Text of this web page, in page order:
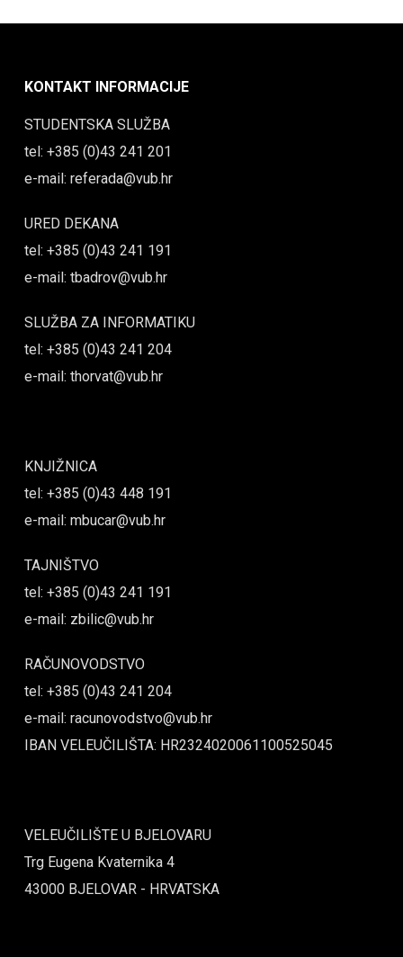
KONTAKT INFORMACIJE
STUDENTSKA SLUŽBA
tel: +385 (0)43 241 201
e-mail: referada@vub.hr
URED DEKANA
tel: +385 (0)43 241 191
e-mail: tbadrov@vub.hr
SLUŽBA ZA INFORMATIKU
tel: +385 (0)43 241 204
e-mail: thorvat@vub.hr
KNJIŽNICA
tel: +385 (0)43 448 191
e-mail: mbucar@vub.hr
TAJNIŠTVO
tel: +385 (0)43 241 191
e-mail: zbilic@vub.hr
RAČUNOVODSTVO
tel: +385 (0)43 241 204
e-mail: racunovodstvo@vub.hr
IBAN VELEUČILIŠTA: HR2324020061100525045
VELEUČILIŠTE U BJELOVARU
Trg Eugena Kvaternika 4
43000 BJELOVAR - HRVATSKA